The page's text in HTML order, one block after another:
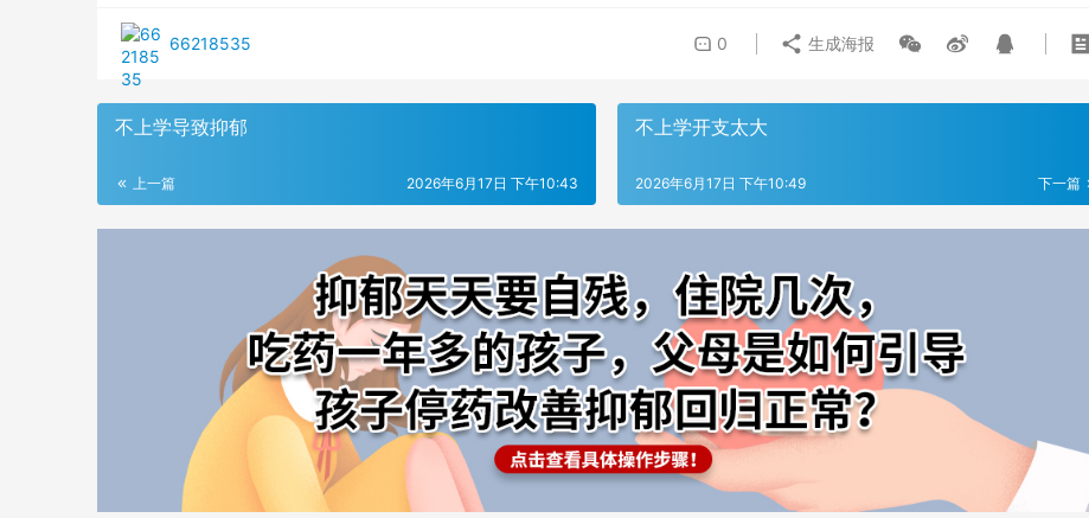
66218535 0 生成海报
不上学导致抑郁
上一篇 2026年6月17日 下午10:43
不上学开支太大
下一篇
2026年6月17日 下午10:49